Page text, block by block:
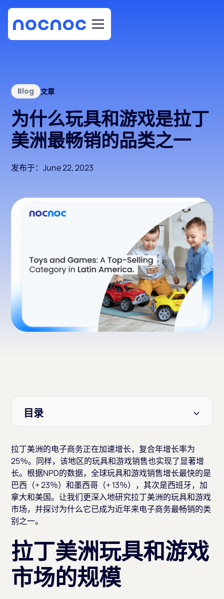
Blog 文章
为什么玩具和游戏是拉丁
美洲最畅销的品类之一
发布于：June 22, 2023
拉丁美洲的电子商务正在加速增长，复合年增长率为
25％。同样，该地区的玩具和游戏销售也实现了显著增
长。根据NPD的数据，全球玩具和游戏销售增长最快的是
巴西（+ 23％）和墨西哥（+ 13％），其次是西班牙，加
拿大和美国。让我们更深入地研究拉丁美洲的玩具和游戏
市场，并探讨为什么它已成为近年来电子商务最畅销的类
别之一。
拉丁美洲玩具和游戏
市场的规模
目录